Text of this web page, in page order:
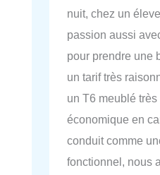
nuit, chez un
passion aussi
pour prendre une
un tarif très
un T6 meublé
économique en
conduit comme
fonctionnel, nous